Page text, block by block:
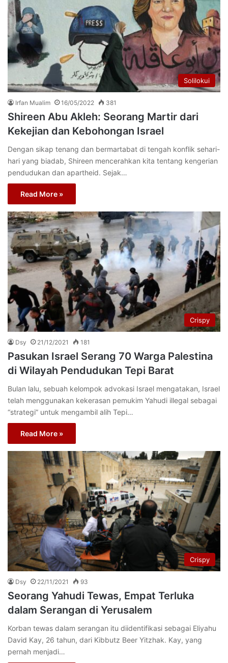
Solilokui
Irfan Mualim 16/05/2022 381
Shireen Abu Akleh: Seorang Martir dari
Kekejian dan Kebohongan Israel
Dengan sikap tenang dan bermartabat di tengah konflik sehari-
hari yang biadab, Shireen mencerahkan kita tentang kengerian
pendudukan dan apartheid. Sejak…
Read More »
Crispy
Dsy 21/12/2021 181
Pasukan Israel Serang 70 Warga Palestina
di Wilayah Pendudukan Tepi Barat
Bulan lalu, sebuah kelompok advokasi Israel mengatakan, Israel
telah menggunakan kekerasan pemukim Yahudi illegal sebagai
“strategi” untuk mengambil alih Tepi…
Read More »
Crispy
Dsy 22/11/2021 93
Seorang Yahudi Tewas, Empat Terluka
dalam Serangan di Yerusalem
Korban tewas dalam serangan itu diidentifikasi sebagai Eliyahu
David Kay, 26 tahun, dari Kibbutz Beer Yitzhak. Kay, yang
pernah menjadi…